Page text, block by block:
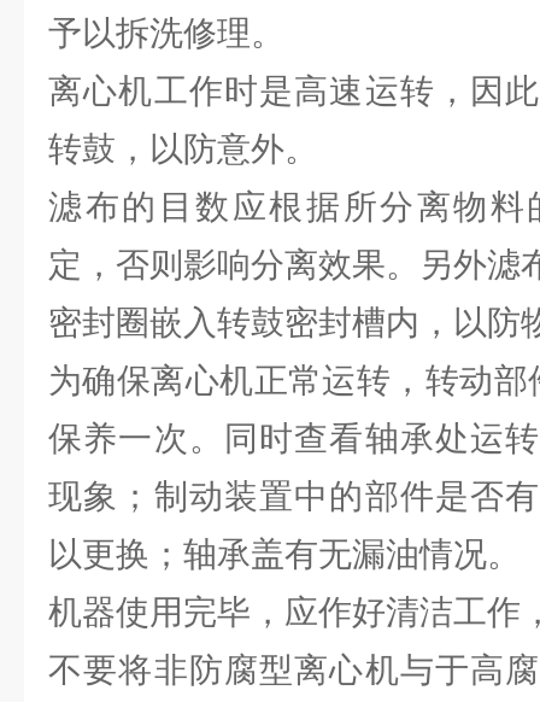
予以拆洗修理。
离心机工作时是高速运转，因
转鼓，以防意外。
滤布的目数应根据所分离物料
定，否则影响分离效果。另外滤
密封圈嵌入转鼓密封槽内，以防
为确保离心机正常运转，转动
保养一次。同时查看轴承处运
现象；制动装置中的部件是否
以更换；轴承盖有无漏油情况。
机器使用完毕，应作好清洁工作
不要将非防腐型离心机与于高